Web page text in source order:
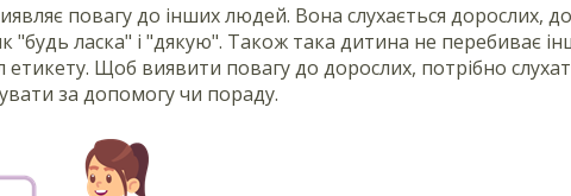
повагу до інших людей. Вона слухається дорослих,
"будь ласка" і "дякую". Також така дитина не перебиває
етикету. Щоб виявити повагу до дорослих, потрібно
за допомогу чи пораду.